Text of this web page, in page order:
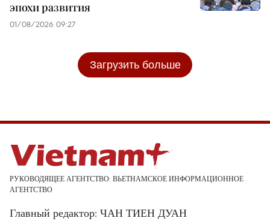
эпохи развития
01/08/2026 09:27
Загрузить больше
РУКОВОДЯЩЕЕ АГЕНТСТВО: ВЬЕТНАМСКОЕ ИНФОРМАЦИОННОЕ
АГЕНТСТВО
Главный редактор: ЧАН ТИЕН ДУАН